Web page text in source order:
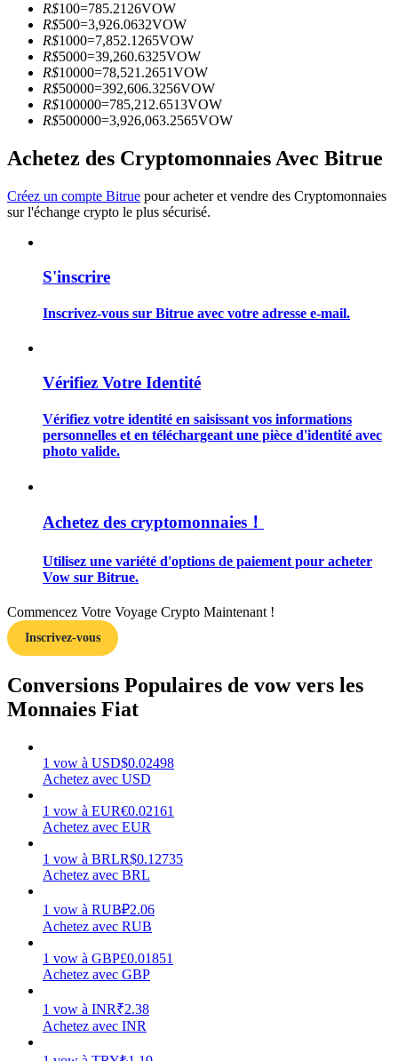
Analyse de mégadonnées, y compris des informations
Stratégies de trading
Apprenez à rester rentable
Gagner
Gagnez quotidiennement des récompenses compétitives
R$100=785.2126VOW
R$500=3,926.0632VOW
R$1000=7,852.1265VOW
R$5000=39,260.6325VOW
R$10000=78,521.2651VOW
R$50000=392,606.3256VOW
R$100000=785,212.6513VOW
R$500000=3,926,063.2565VOW
Achetez des Cryptomonnaies Avec Bitrue
Créez un compte Bitrue pour acheter et vendre des Cryptomonnaies
sur l'échange crypto le plus sécurisé.
S'inscrire
Inscrivez-vous sur Bitrue avec votre adresse e-mail.
Vérifiez Votre Identité
Vérifiez votre identité en saisissant vos informations
personnelles et en téléchargeant une pièce d'identité avec
photo valide.
Achetez des cryptomonnaies！
Utilisez une variété d'options de paiement pour acheter
Vow sur Bitrue.
Commencez Votre Voyage Crypto Maintenant !
Inscrivez-vous
Conversions Populaires de vow vers les
Monnaies Fiat
1 vow à USD$0.02498
Achetez avec USD
1 vow à EUR€0.02161
Achetez avec EUR
1 vow à BRLR$0.12735
Achetez avec BRL
1 vow à RUB₽2.06
Achetez avec RUB
1 vow à GBP£0.01851
Achetez avec GBP
1 vow à INR₹2.38
Achetez avec INR